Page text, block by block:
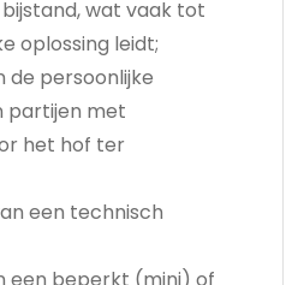
wat vaak tot
oplossing leidt;
de persoonlijke
partijen met
het hof ter
een technisch